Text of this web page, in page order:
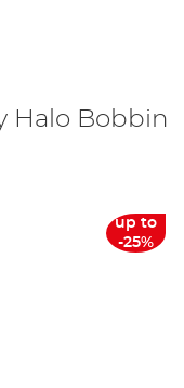
Halo Bobbin
up to
-25%